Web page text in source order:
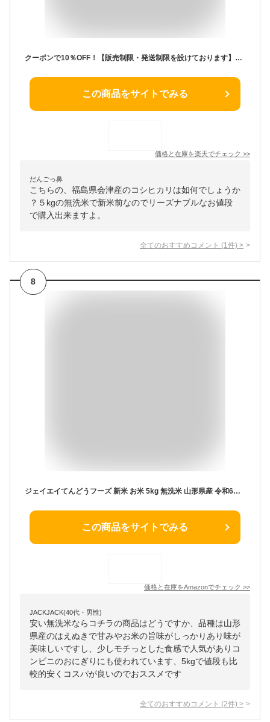
クーポンで10％OFF！【販売制限・発送制限を設けております】無洗米 5kg 送料無料 福島県会津産コシヒカリ 5kg(5kg×1袋) 令和5年産 【産地厳選 会津産のお米のみ使用】【お試しサイズ】 米 お米 精米 米 5kg お米 5kg 銘柄米【沖縄・離島 別途送料+1100円】
この商品をサイトでみる
価格と在庫を楽天でチェック >>
だんごっ鼻
こちらの、福島県会津産のコシヒカリは如何でしょうか
？５kgの無洗米で新米前なのでリーズナブルなお値段
で購入出来ますよ。
全てのおすすめコメント (1 件) >
8
ジェイエイてんどうフーズ 新米 お米 5kg 無洗米 山形県産 令和6年 はえぬき 無洗米5kg（5kg×1袋） ※10月中旬より発送 rhm0506
この商品をサイトでみる
価格と在庫をAmazonでチェック >>
JACKJACK(40代・男性)
安い無洗米ならコチラの商品はどうですか、品種は山形
県産のはえぬきで甘みやお米の旨味がしっかりあり味が
美味しいですし、少しモチっとした食感で人気がありコ
ンビニのおにぎりにも使われています、5kgで値段も比
較的安くコスパが良いのでおススメです
全てのおすすめコメント (2件) >